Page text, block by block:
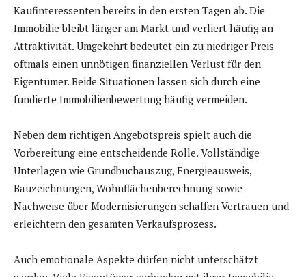
Kaufinteressenten bereits in den ersten Tagen ab. Die
Immobilie bleibt länger am Markt und verliert häufig an
Attraktivität. Umgekehrt bedeutet ein zu niedriger Preis
oftmals einen unnötigen finanziellen Verlust für den
Eigentümer. Beide Situationen lassen sich durch eine
fundierte Immobilienbewertung häufig vermeiden.
Neben dem richtigen Angebotspreis spielt auch die
Vorbereitung eine entscheidende Rolle. Vollständige
Unterlagen wie Grundbuchauszug, Energieausweis,
Bauzeichnungen, Wohnflächenberechnung sowie
Nachweise über Modernisierungen schaffen Vertrauen und
erleichtern den gesamten Verkaufsprozess.
Auch emotionale Aspekte dürfen nicht unterschätzt